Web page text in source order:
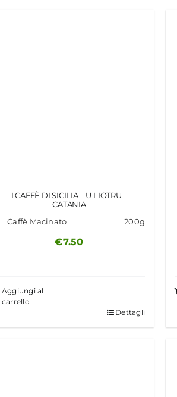
I CAFFÈ DI SICILIA – U LIOTRU –
CATANIA
Caffè Macinato
200g
€7.50
Aggiungi al
carrello
Dettagli